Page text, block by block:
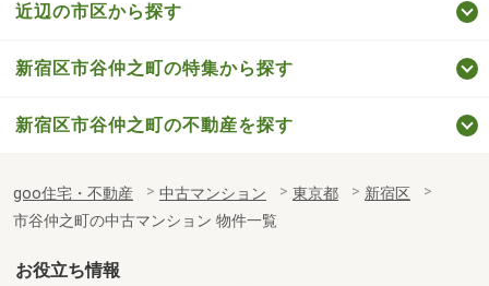
近辺の市区から探す
新宿区市谷仲之町の特集から探す
新宿区市谷仲之町の不動産を探す
goo住宅・不動産 中古マンション 東京都
新宿区
市谷仲之町の中古マンション 物件一覧
お役立ち情報